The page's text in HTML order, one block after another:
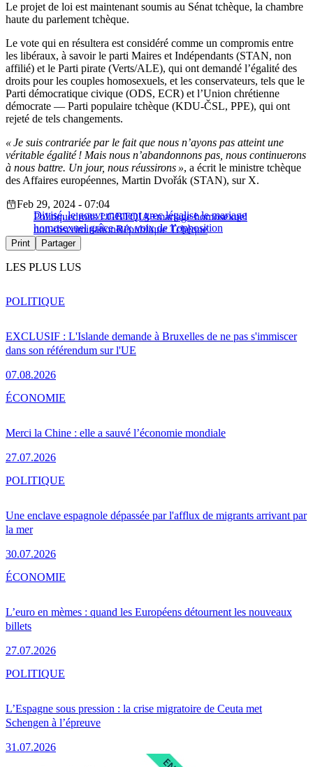
Le projet de loi est maintenant soumis au Sénat tchèque, la chambre
haute du parlement tchèque.
Le vote qui en résultera est considéré comme un compromis entre
les libéraux, à savoir le parti Maires et Indépendants (STAN, non
affilié) et le Parti pirate (Verts/ALE), qui ont demandé l’égalité des
droits pour les couples homosexuels, et les conservateurs, tels que le
Parti démocratique civique (ODS, ECR) et l’Union chrétienne
démocrate — Parti populaire tchèque (KDU-ČSL, PPE), qui ont
rejeté de tels changements.
« Je suis contrariée par le fait que nous n’ayons pas atteint une
véritable égalité ! Mais nous n’abandonnons pas, nous continuerons
à nous battre. Un jour, nous réussirons », a écrit le ministre tchèque
des Affaires européennes, Martin Dvořák (STAN), sur X.
Divisé, le gouvernement grec légalise le mariage
homosexuel grâce aux voix de l’opposition
Feb 29, 2024 - 07:04
Politiquedroits LGBTQIA+mariage homosexuel
non-discriminationRépublique Tchèque
Print Partager
LES PLUS LUS
EXCLUSIF : L'Islande demande à Bruxelles de ne pas s'immiscer
dans son référendum sur l'UE
07.08.2026
POLITIQUE
Merci la Chine : elle a sauvé l’économie mondiale
27.07.2026
ÉCONOMIE
Une enclave espagnole dépassée par l'afflux de migrants arrivant par
la mer
30.07.2026
POLITIQUE
L’euro en mèmes : quand les Européens détournent les nouveaux
billets
27.07.2026
ÉCONOMIE
L’Espagne sous pression : la crise migratoire de Ceuta met
Schengen à l’épreuve
31.07.2026
POLITIQUE